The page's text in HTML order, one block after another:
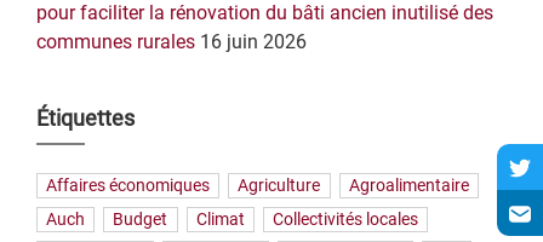
pour faciliter la rénovation du bâti ancien inutilisé des
communes rurales 16 juin 2026
Étiquettes
Affaires économiques Agriculture
Agroalimentaire
Auch
Budget Climat
Collectivités locales